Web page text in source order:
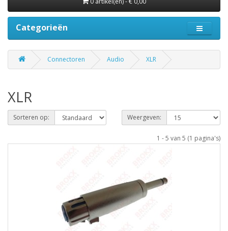
Categorieën
Connectoren Audio XLR
XLR
Sorteren op: Weergeven:
1 - 5 van 5 (1 pagina's)